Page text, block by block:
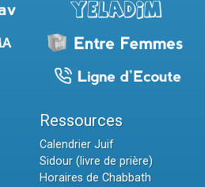
Ressources
Calendrier Juif
Sidour (livre de prière)
Horaires de Chabbath